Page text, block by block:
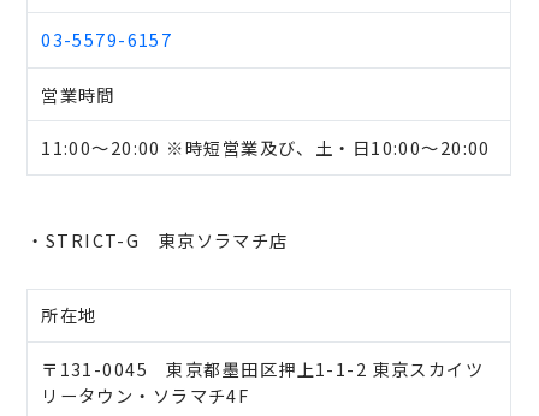
03-5579-6157
営業時間
11:00～20:00 ※時短営業及び、土・日10:00～20:00
・STRICT-G 東京ソラマチ店
所在地
〒131-0045 東京都墨田区押上1-1-2 東京スカイツ
リータウン・ソラマチ4F